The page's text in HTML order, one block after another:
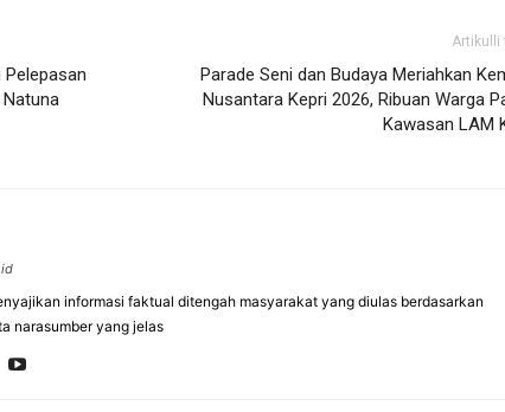
Pelepasan
Artikulli
Parade Seni dan Budaya Meriahkan
Nusantara Kepri 2026, Ribuan Warga
Kawasan LAM
informasi faktual ditengah masyarakat yang diulas berdasarkan
narasumber yang jelas